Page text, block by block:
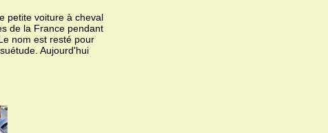
petite voiture à cheval
de la France pendant
nom est resté pour
Aujourd'hui